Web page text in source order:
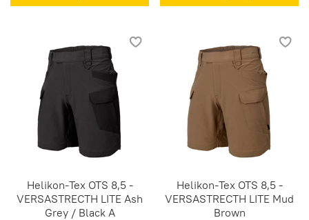
Helikon-Tex OTS 8,5 -
VERSASTRECTH LITE Ash
Grey / Black A
Helikon-Tex OTS 8,5 -
VERSASTRECTH LITE Mud
Brown